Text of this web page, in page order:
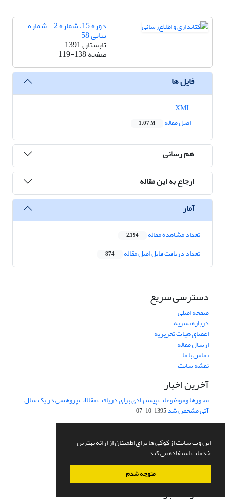
این وب سایت از کوکی ها برای اطمینان از ارائه بهترین
خدمات استفاده می کند.
متوجه شدم
دوره 15، شماره 2 - شماره
پیاپی 58
تابستان 1391
صفحه119-138
فایل ها
اصل مقاله
1.07 M
هم رسانی
ارجاع به این مقاله
آمار
تعداد مشاهده مقاله 2,194
تعداد دریافت فایل اصل مقاله 874
دسترسی سریع
صفحه اصلی
درباره نشریه
اعضای هیات تحریریه
ارسال مقاله
تماس با ما
نقشه سایت
آخرین اخبار
محورها وموضوعات پیشنهادی برای دریافت مقالات پژوهشی در یک سال
آتی مشخص شد1395-10-07
اشتراک خبرنامه